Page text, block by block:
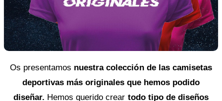
Os presentamos nuestra colección de las camisetas
deportivas más originales que hemos podido
diseñar. Hemos querido crear todo tipo de diseños